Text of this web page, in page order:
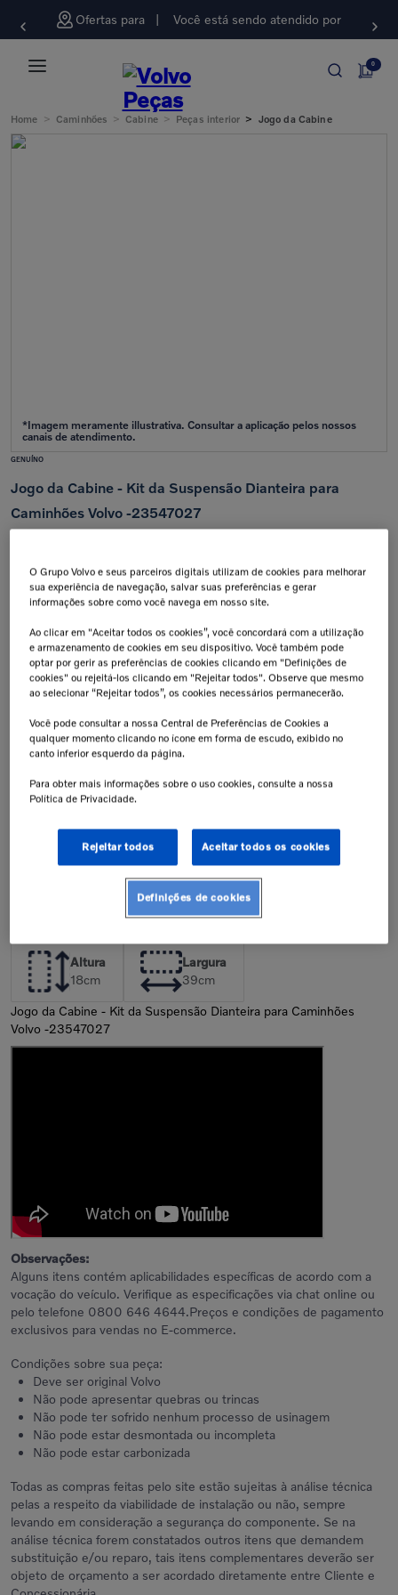
Ofertas para Você está sendo atendido por
0
Home > Caminhões > Cabine > Peças interior > Jogo da Cabine
GENUÍNO
Jogo da Cabine - Kit da Suspensão Dianteira para
Caminhões Volvo -23547027
Calcular frete e prazo
Atenção!Prazos de entrega começam após confirmação do pagamento e podem variar para mais de
Insira seu CEP
Calcular
Não sei meu cep
Todas as peças podem ser
retiradas diretamente na
concessionária.
Até 07 dias a partir da
data de recebimento.
Antes de finalizar sua compra,
Jogo da Cabine - Kit da Suspensão Dianteira para Caminhões
Volvo -23547027
Altura
18cm
Largura
39cm
Observações:
Alguns itens contém aplicabilidades específicas de acordo com a
vocação do veículo. Verifique as especificações via chat online ou
pelo telefone 0800 646 4644.Preços e condições de pagamento
exclusivos para vendas no E-commerce.
Condições sobre sua peça:
Deve ser original Volvo
Não pode apresentar quebras ou trincas
Não pode ter sofrido nenhum processo de usinagem
Não pode estar desmontada ou incompleta
Não pode estar carbonizada
Todas as compras feitas pelo site estão sujeitas à análise técnica
pelas a respeito da viabilidade de instalação ou não, sempre
levando em consideração a segurança do componente. Se na
análise técnica forem constatados outros itens que demandem
substituição e/ou reparo, tais itens complementares deverão ser
objeto de orçamento a ser acordado diretamente entre Cliente e
O Grupo Volvo e seus parceiros digitais utilizam de cookies para melhorar
sua experiência de navegação, salvar suas preferências e gerar
informações sobre como você navega em nosso site.
Ao clicar em "Aceitar todos os cookies”, você concordará com a utilização
e armazenamento de cookies em seu dispositivo. Você também pode
optar por gerir as preferências de cookies clicando em "Definições de
cookies" ou rejeitá-los clicando em "Rejeitar todos". Observe que mesmo
ao selecionar “Rejeitar todos”, os cookies necessários permanecerão.
Você pode consultar a nossa Central de Preferências de Cookies a
qualquer momento clicando no ícone em forma de escudo, exibido no
canto inferior esquerdo da página.
Para obter mais informações sobre o uso cookies, consulte a nossa
Política de Privacidade.
Rejeitar todos Aceitar todos os cookies
Definições de cookies